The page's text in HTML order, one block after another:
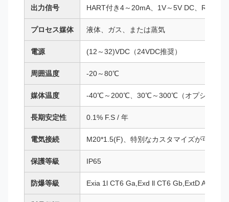
出力信号 HART付き4～20mA、1V～5V DC、RS485
プロセス媒体 液体、ガス、または蒸気
電源 (12～32)VDC（24VDC推奨）
周囲温度 -20～80℃
媒体温度 -40℃～200℃、30℃～300℃（オプション）
長期安定性 0.1% F.S / 年
電気接続 M20*1.5(F)、特別なカスタマイズが可能
保護等級 IP65
防爆等級 Exia 1l CT6 Ga,Exd ll CT6 Gb,ExtD A21